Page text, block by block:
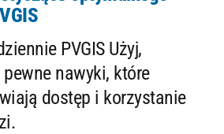
PVGIS Użyj,
pewne nawyki, które
dostęp i korzystanie